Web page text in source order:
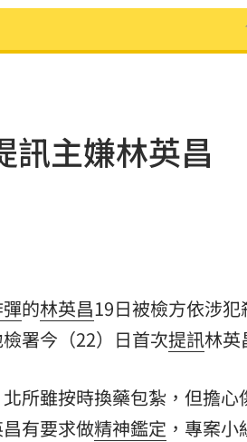
00:41
00:22
主嫌林英昌
的林英昌19日被檢方依涉
署今（22）日首次提訊林英
所雖按時換藥包紮，但擔心
有要求做精神鑑定 ，專案